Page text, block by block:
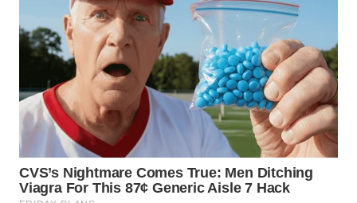
WN
KALTIM
WN
SULSEL
WN
GORONTALO